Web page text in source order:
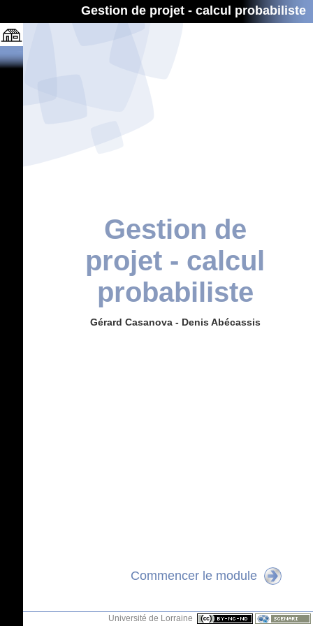
Gestion de projet - calcul probabiliste
Gestion de
projet - calcul
probabiliste
Gérard Casanova - Denis Abécassis
Commencer le module
Université de Lorraine